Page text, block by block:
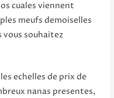
cuales viennent
meufs demoiselles
vous souhaitez
echelles de prix de
nanas presentes,